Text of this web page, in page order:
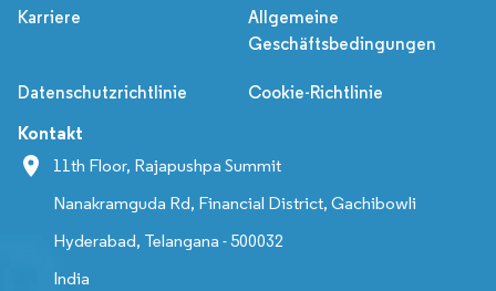
Karriere
Allgemeine
Geschäftsbedingungen
Datenschutzrichtlinie Cookie-Richtlinie
Kontakt
11th Floor, Rajapushpa Summit
Nanakramguda Rd, Financial District, Gachibowli
Hyderabad, Telangana - 500032
India